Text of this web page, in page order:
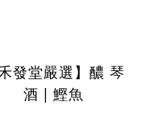
禾發堂嚴選】醲 琴
酒 | 鰹魚